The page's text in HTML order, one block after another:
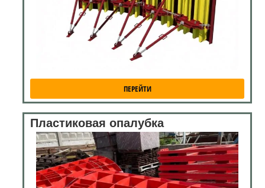
ПЕРЕЙТИ
Пластиковая опалубка